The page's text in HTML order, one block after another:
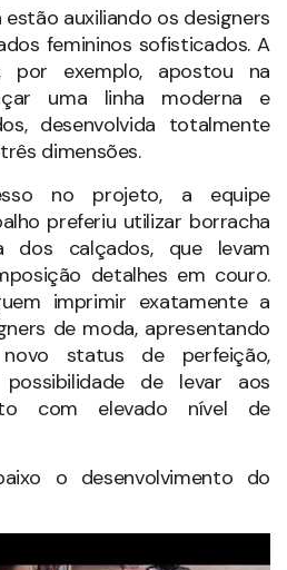
auxiliando os designers
femininos sofisticados. A
por exemplo, apostou na
uma linha moderna e
desenvolvida totalmente
dimensões.
no projeto, a equipe
preferiu utilizar borracha
dos calçados, que levam
detalhes em couro.
imprimir exatamente a
de moda, apresentando
status de perfeição,
de levar aos
com elevado nível de
o desenvolvimento do